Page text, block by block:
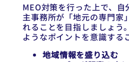
MEO対策を行った上で、
主事務所が「地元の専門家
れることを目指しましょう
ようなポイントを意識する
地域情報を盛り込む